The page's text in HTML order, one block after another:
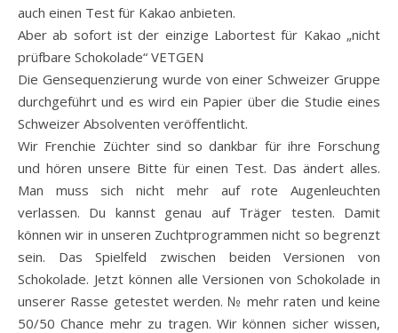
auch einen Test für Kakao anbieten.
Aber ab sofort ist der einzige Labortest für Kakao „nicht
prüfbare Schokolade“ VETGEN
Die Gensequenzierung wurde von einer Schweizer Gruppe
durchgeführt und es wird ein Papier über die Studie eines
Schweizer Absolventen veröffentlicht.
Wir Frenchie Züchter sind so dankbar für ihre Forschung
und hören unsere Bitte für einen Test. Das ändert alles.
Man muss sich nicht mehr auf rote Augenleuchten
verlassen. Du kannst genau auf Träger testen. Damit
können wir in unseren Zuchtprogrammen nicht so begrenzt
sein. Das Spielfeld zwischen beiden Versionen von
Schokolade. Jetzt können alle Versionen von Schokolade in
unserer Rasse getestet werden. № mehr raten und keine
50/50 Chance mehr zu tragen. Wir können sicher wissen,